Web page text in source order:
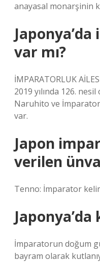
anayasal monarşinin
var mı?
İMPARATORLUK
2019 yılında 126.
Naruhito ve
var.
Japon
verilen
Tenno: İmparator
İmparatorun doğum
bayram olarak